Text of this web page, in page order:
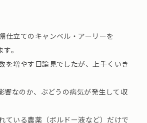
仕立てのキャンベル・アーリーを
。
を増やす目論見でしたが、上手くいき
響なのか、ぶどうの病気が発生して収
ている農薬（ボルドー液など）だけで